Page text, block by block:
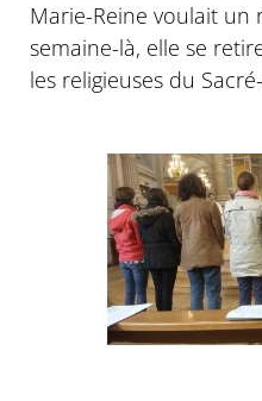
Marie-Reine voulait un
semaine-là, elle se
les religieuses du